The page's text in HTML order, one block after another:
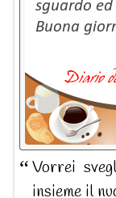
Vorrei
insieme il